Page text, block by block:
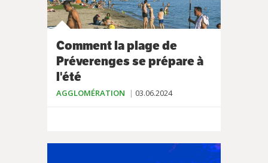
Comment la plage de
Préverenges se prépare à
l'été
AGGLOMÉRATION 03.06.2024